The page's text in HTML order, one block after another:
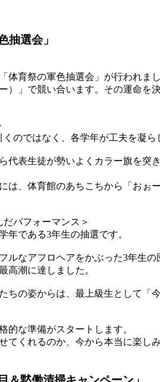
抽選会」
育祭の軍色抽選会」が行われまし
」で競い合います。その運命を
のではなく、各学年が工夫を凝ら
表生徒が勢いよくカラー旗を突
、体育館のあちこちから「おぉ
パフォーマンス＞
である3年生の抽選です。
なアフロヘアをかぶった3年生
高潮に達しました。
の姿からは、最上級生として「
な準備がスタートします。
てくれるのか、今から本当に楽しみ